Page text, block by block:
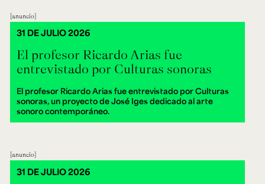
anuncio
El profesor Ricardo Arias fue
entrevistado por Culturas sonoras
El profesor Ricardo Arias fue entrevistado por Culturas
sonoras, un proyecto de José Iges dedicado al arte
sonoro contemporáneo.
31 DE JULIO 2026
anuncio
31 DE JULIO 2026